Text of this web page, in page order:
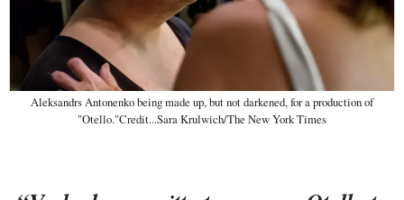
Aleksandrs Antonenko being made up, but not darkened, for a production of
"Otello."Credit...Sara Krulwich/The New York Times